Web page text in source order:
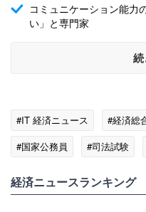
コミュニケーション能力
い」と専門家
#IT 経済ニュース #経済総
#国家公務員
#司法試験
経済ニュースランキング